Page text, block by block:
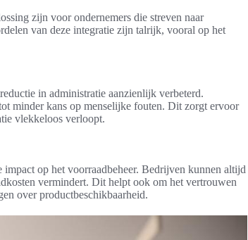
zijn voor ondernemers die streven naar
van deze integratie zijn talrijk, vooral op het
in administratie aanzienlijk verbeterd.
minder kans op menselijke fouten. Dit zorgt ervoor
vlekkeloos verloopt.
op het voorraadbeheer. Bedrijven kunnen altijd
vermindert. Dit helpt ook om het vertrouwen
over productbeschikbaarheid.